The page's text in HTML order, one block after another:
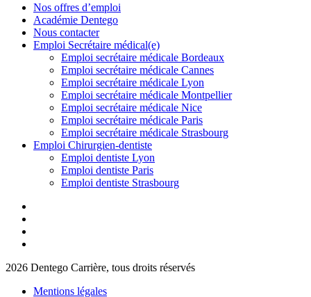
Nos offres d’emploi
Académie Dentego
Nous contacter
Emploi Secrétaire médical(e)
Emploi secrétaire médicale Bordeaux
Emploi secrétaire médicale Cannes
Emploi secrétaire médicale Lyon
Emploi secrétaire médicale Montpellier
Emploi secrétaire médicale Nice
Emploi secrétaire médicale Paris
Emploi secrétaire médicale Strasbourg
Emploi Chirurgien-dentiste
Emploi dentiste Lyon
Emploi dentiste Paris
Emploi dentiste Strasbourg
2026 Dentego Carrière, tous droits réservés
Mentions légales